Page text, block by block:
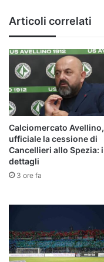
Benedetto
ci
pagavano
trasferte"
Articoli correlati
Calciomercato Avellino,
ufficiale la cessione di
Cancellieri allo Spezia: i
dettagli
3 ore fa